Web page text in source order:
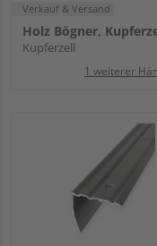
Verkauf & Versand
Holz Bögner,
Kupferzell
1 weiterer